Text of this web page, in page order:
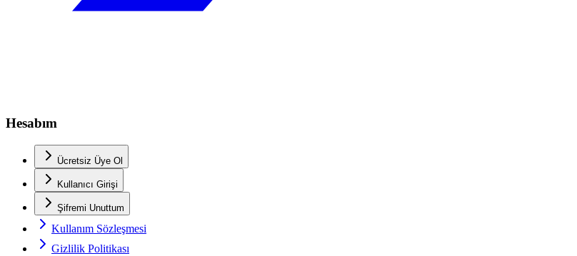
Hesabım
Ücretsiz Üye Ol
Kullanıcı Girişi
Şifremi Unuttum
Kullanım Sözleşmesi
Gizlilik Politikası